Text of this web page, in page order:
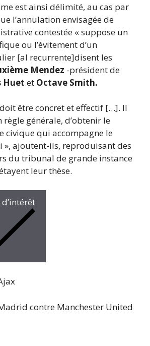
est ainsi délimité, au cas par
l’annulation envisagée de
contestée « suppose un
ou l’évitement d’un
[al recurrente]disent les
Mendez -président de
Huet et Octave Smith.
être concret et effectif […]. Il
règle générale, d’obtenir le
civique qui accompagne le
», ajoutent-ils, reproduisant des
du tribunal de grande instance
leur thèse.
contre Manchester United